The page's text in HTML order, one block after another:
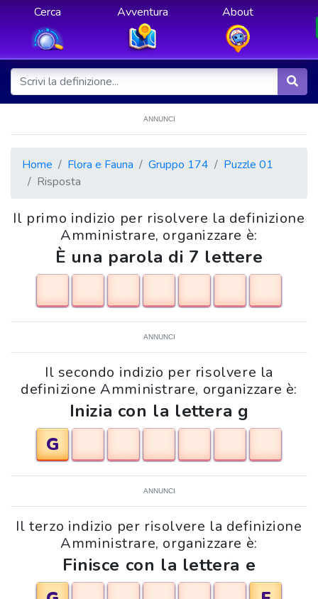
Cerca Avventura About
ANNUNCI
Home Flora e Fauna Gruppo 174
Puzzle 01
Risposta
Il primo indizio per risolvere la definizione
Amministrare, organizzare è:
È una parola di 7 lettere
ANNUNCI
Il secondo indizio per risolvere la
definizione Amministrare, organizzare è:
Inizia con la lettera g
G
ANNUNCI
Il terzo indizio per risolvere la definizione
Amministrare, organizzare è:
Finisce con la lettera e